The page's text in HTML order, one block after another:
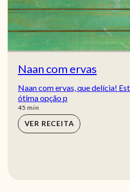
Naan com ervas
Naan com ervas, que delícia!
ótima opção p
45 min
min
VER RECEITA